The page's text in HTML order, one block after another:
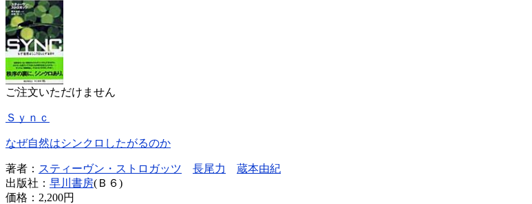
ご注文いただけません
Ｓｙｎｃ
なぜ自然はシンクロしたがるのか
著者： スティーヴン・ストロガッツ 長尾力
蔵本由紀
出版社： 早川書房(Ｂ６)
価格： 2,200円